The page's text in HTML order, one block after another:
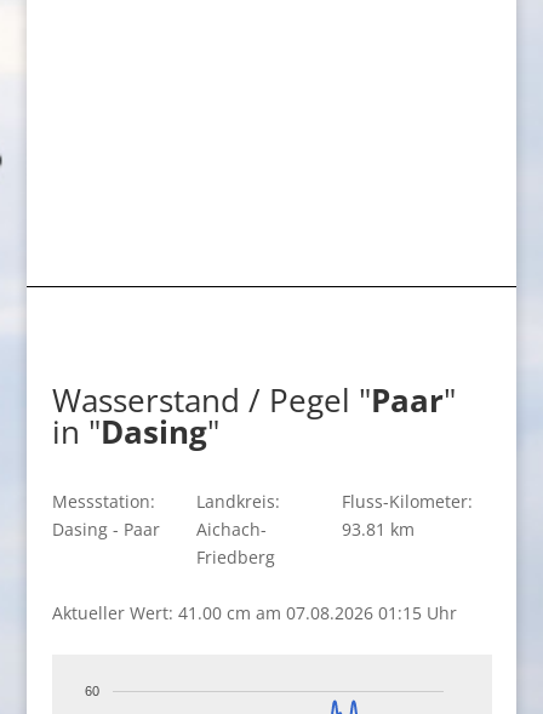
Wasserstand / Pegel "Paar"
in "Dasing"
Messstation:
Dasing - Paar
Landkreis:
Aichach-
Friedberg
Fluss-Kilometer:
93.81 km
Aktueller Wert: 41.00 cm am 07.08.2026 01:15 Uhr
60